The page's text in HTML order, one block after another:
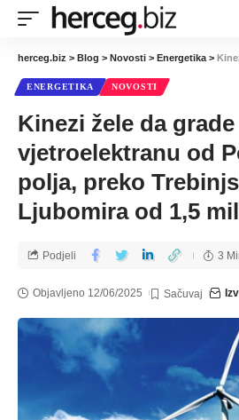
herceg.biz > Blog > Novosti > Energetika > Kinezi žele da
ENERGETIKA NOVOSTI
Kinezi žele da grade
vjetroelektranu od
polja, preko
Ljubomira od 1,5
Objavljeno 12/06/2025
Podjeli 3